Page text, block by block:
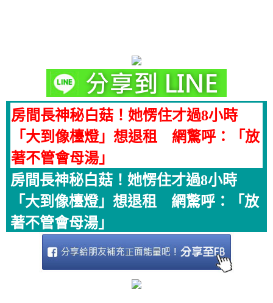
房間長神秘白菇！她愣住才過8小時
「大到像檯燈」想退租 網驚呼：「放
著不管會母湯」
房間長神秘白菇！她愣住才過8小時
「大到像檯燈」想退租 網驚呼：「放
著不管會母湯」